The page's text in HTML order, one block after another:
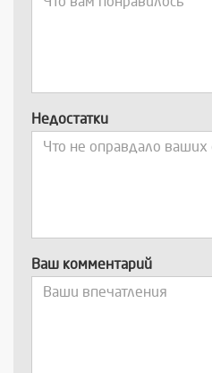
Недостатки
Ваш комментарий